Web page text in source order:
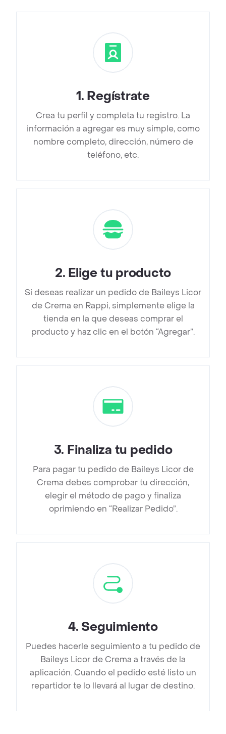
1. Regístrate
Crea tu perfil y completa tu registro. La
información a agregar es muy simple, como
nombre completo, dirección, número de
teléfono, etc.
2. Elige tu producto
Si deseas realizar un pedido de Baileys Licor
de Crema en Rappi, simplemente elige la
tienda en la que deseas comprar el
producto y haz clic en el botón “Agregar”.
3. Finaliza tu pedido
Para pagar tu pedido de Baileys Licor de
Crema debes comprobar tu dirección,
elegir el método de pago y finaliza
oprimiendo en “Realizar Pedido”.
4. Seguimiento
Puedes hacerle seguimiento a tu pedido de
Baileys Licor de Crema a través de la
aplicación. Cuando el pedido esté listo un
repartidor te lo llevará al lugar de destino.